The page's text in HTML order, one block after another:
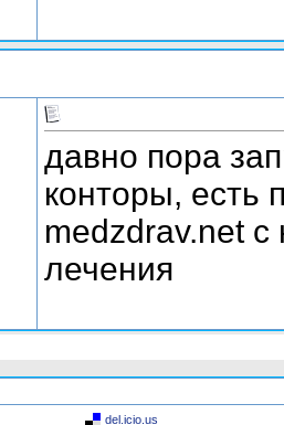
давно пора
конторы, есть
medzdrav.net
лечения
del.icio.us